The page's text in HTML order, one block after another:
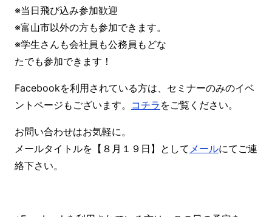
※当日飛び込み参加歓迎
※富山市以外の方も参加できます。
※学生さんも会社員も公務員もどな
たでも参加できます！
Facebookを利用されている方は、セミナーのみのイベ
ントページもございます。
コチラ をご覧ください。
お問い合わせはお気軽に。
メールタイトルを【８月１９日】として メールにてご連
絡下さい。